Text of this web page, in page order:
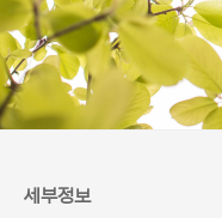
세부정보